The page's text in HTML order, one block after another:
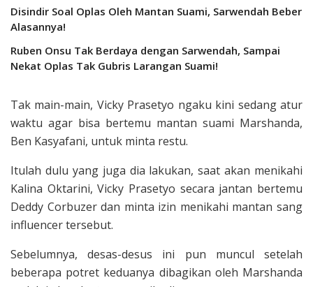
Disindir Soal Oplas Oleh Mantan Suami, Sarwendah Beber
Alasannya!
Ruben Onsu Tak Berdaya dengan Sarwendah, Sampai
Nekat Oplas Tak Gubris Larangan Suami!
Tak main-main, Vicky Prasetyo ngaku kini sedang atur
waktu agar bisa bertemu mantan suami Marshanda,
Ben Kasyafani, untuk minta restu.
Itulah dulu yang juga dia lakukan, saat akan menikahi
Kalina Oktarini, Vicky Prasetyo secara jantan bertemu
Deddy Corbuzer dan minta izin menikahi mantan sang
influencer tersebut.
Sebelumnya, desas-desus ini pun muncul setelah
beberapa potret keduanya dibagikan oleh Marshanda